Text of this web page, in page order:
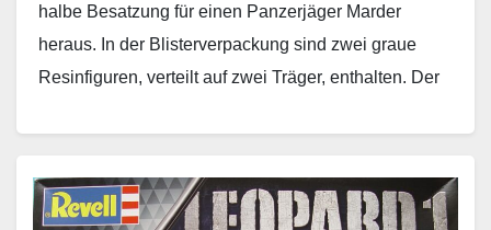
halbe Besatzung für einen Panzerjäger Marder
heraus. In der Blisterverpackung sind zwei graue
Resinfiguren, verteilt auf zwei Träger, enthalten. Der